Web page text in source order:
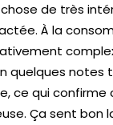
de très
À la
quelques notes
ce qui
Ça sent bon